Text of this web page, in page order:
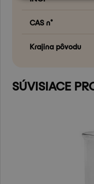
CAS n°
Krajina pôvodu
SÚVISIACE